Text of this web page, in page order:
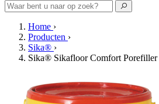
Home ›
Producten ›
Sika® ›
Sika® Sikafloor Comfort Porefiller